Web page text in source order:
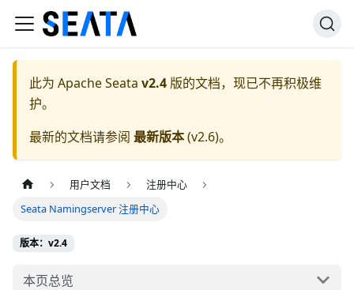
此为 Apache Seata v2.4 版的文档，现已不再积极维
护。
最新的文档请参阅 最新版本(v2.6)。
用户文档
注册中心
Seata Namingserver 注册中心
版本：v2.4
本页总览